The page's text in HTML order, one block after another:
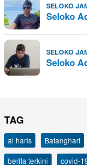
SELOKO
Seloko
SELOKO
Seloko
TAG
al haris Batanghari
berita terkini
covid-